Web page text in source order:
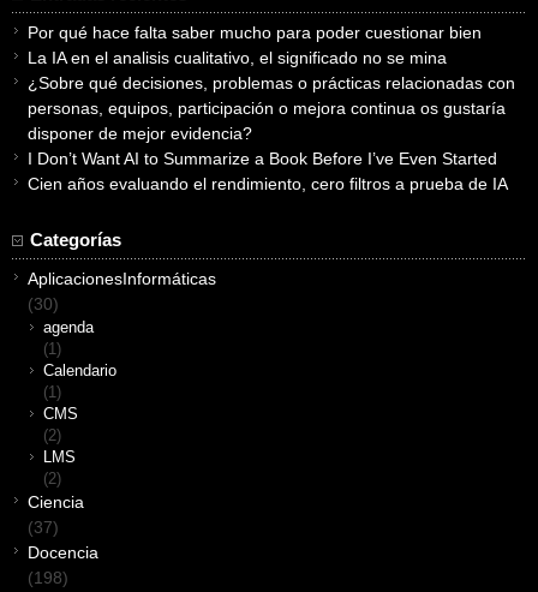
Por qué hace falta saber mucho para poder cuestionar bien
La IA en el analisis cualitativo, el significado no se mina
¿Sobre qué decisiones, problemas o prácticas relacionadas con
personas, equipos, participación o mejora continua os gustaría
disponer de mejor evidencia?
I Don’t Want AI to Summarize a Book Before I’ve Even Started
Cien años evaluando el rendimiento, cero filtros a prueba de IA
Categorías
AplicacionesInformáticas
(30)
agenda
(1)
Calendario
(1)
CMS
(2)
LMS
(2)
Ciencia
(37)
Docencia
(198)